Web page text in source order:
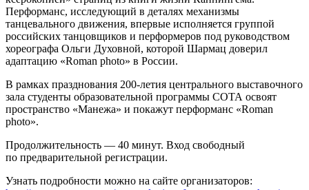
Перформанс, исследующий в деталях механизмы
танцевального движения, впервые исполняется группой
российских танцовщиков и перформеров под руководством
хореографа Ольги Духовной, которой Шармац доверил
адаптацию «Roman photo» в России.
В рамках празднования 200-летия центрального выставочного
зала студенты образовательной программы СОТА освоят
пространство «Манежа» и покажут перформанс «Roman
photo».
Продолжительность — 40 минут. Вход свободный
по предварительной регистрации.
Узнать подробности можно на сайте организаторов: